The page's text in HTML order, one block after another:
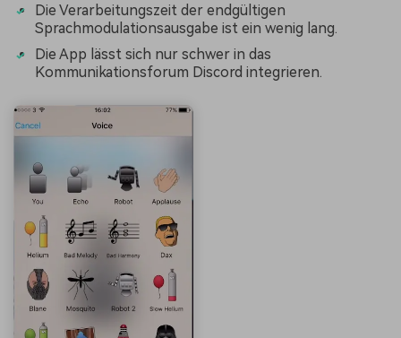
Die Verarbeitungszeit der endgültigen
Sprachmodulationsausgabe ist ein wenig lang.
Die App lässt sich nur schwer in das
Kommunikationsforum Discord integrieren.